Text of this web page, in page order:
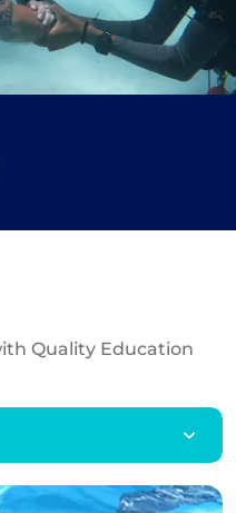
Quality Education